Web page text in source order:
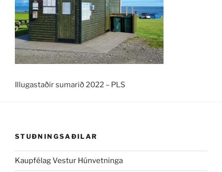
Illugastaðir sumarið 2022 – PLS
STUÐNINGSAÐILAR
Kaupfélag Vestur Húnvetninga